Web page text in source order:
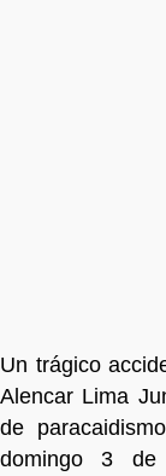
Un trágico
Alencar Lima
de
domingo 3 de